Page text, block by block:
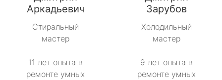
Аркадьевич
Стиральный
мастер
11 лет опыта в
ремонте умных
Зарубов
Холодильный
мастер
9 лет опыта в
ремонте умных